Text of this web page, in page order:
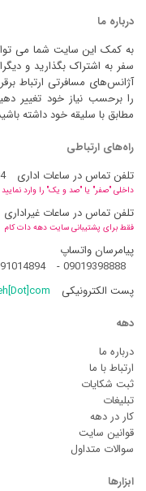
درباره ما
به کمک این سایت شما می
سفر به اشتراک بگذارید و
آژانس‌های مسافرتی ارتباط
را برحسب نیاز خود تغییر
مطابق با سلیقه خود داشته
راه‌های ارتباطی
تلفن تماس در ساعات اداری
داخلی "صفر" یا "صد و یک" را وارد نمایید
تلفن تماس در ساعات غیراداری
فقط برای پشتیبانی سایت دهه دات کام
پیامرسان واتساپ
09019398888
-
پست الکترونیکی
دهه
درباره ما
ارتباط با ما
ثبت شکایات
تبلیغات
کار در دهه
قوانین سایت
سوالات متداول
ابزارها